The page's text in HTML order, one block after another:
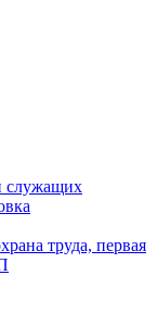
служащих
труда, первая